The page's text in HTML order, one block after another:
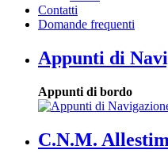
Contatti
Domande frequenti
Appunti di
Appunti di bordo
C.N.M.